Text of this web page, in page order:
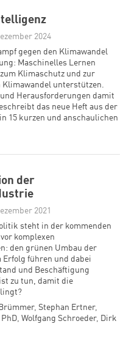
2024
gegen den Klimawandel
Maschinelles Lernen
Klimaschutz und zur
Klimawandel unterstützen.
Herausforderungen damit
das neue Heft aus der
15 kurzen und anschaulichen
der
2021
steht in der kommenden
komplexen
den grünen Umbau der
führen und dabei
und Beschäftigung
zu tun, damit die
, Stephan Ertner,
Wolfgang Schroeder, Dirk